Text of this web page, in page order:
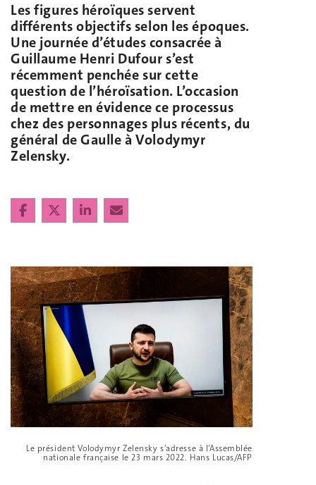
Les figures héroïques servent
différents objectifs selon les époques.
Une journée d’études consacrée à
Guillaume Henri Dufour s’est
récemment penchée sur cette
question de l’héroïsation. L’occasion
de mettre en évidence ce processus
chez des personnages plus récents, du
général de Gaulle à Volodymyr
Zelensky.
Le président Volodymyr Zelensky s’adresse à l’Assemblée
nationale française le 23 mars 2022. Hans Lucas/AFP